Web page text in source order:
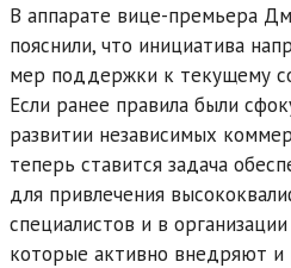
В аппарате вице-премьера
пояснили, что инициатива
мер поддержки к текущему
Если ранее правила были
развитии независимых
теперь ставится задача
для привлечения
специалистов и в
которые активно внедряют и